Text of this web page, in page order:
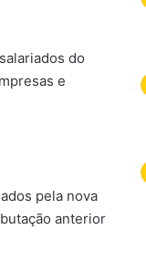
do
e
pela nova
anterior